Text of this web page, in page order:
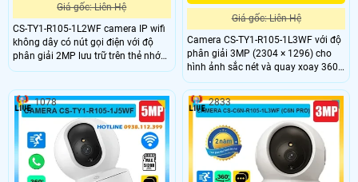
Giá gốc: Liên Hệ
CS-TY1-R105-1L2WF camera IP wifi
không dây có nút gọi điện với độ
phân giải 2MP lưu trữ trên thẻ nhớ
512GB chip xử lý CMOS cho hình
10m hỗ trợ chức năng tự động theo
dõi người xâm nhập Phát hiện hình
dạng con người thông minh tích
hợp mic và loa dễ dàng đàm thoại
được 2 chiều giá rẻ phù hợp lắp đặt
trong nhà.
Giá gốc: Liên Hệ
Camera CS-TY1-R105-1L3WF với độ
phân giải 3MP (2304 × 1296) cho
hình ảnh sắc nét và quay xoay 360
độ, bao quát toàn bộ không gian.
Công nghệ nén H.265 giúp tiết kiệm
băng thông, tích hợp AI phát hiện và
theo dõi chuyển động thông minh.
Ngoài ra, camera hỗ trợ thẻ nhớ lên
đến 512GB, đàm thoại hai chiều với
micro và loa tích hợp, cùng hồng
ngoại 10m giúp quan sát rõ ràng cả
1078 2833